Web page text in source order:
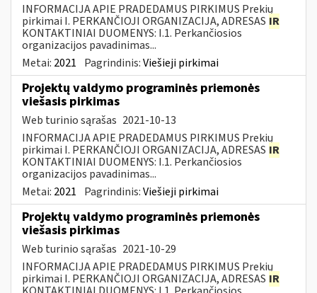
INFORMACIJA APIE PRADEDAMUS PIRKIMUS Prekių
pirkimai I. PERKANČIOJI ORGANIZACIJA, ADRESAS IR
KONTAKTINIAI DUOMENYS: I.1. Perkančiosios
organizacijos pavadinimas...
Metai: 2021 Pagrindinis:Viešieji pirkimai
Projektų valdymo programinės priemonės
viešasis pirkimas
Web turinio sąrašas 2021-10-13
INFORMACIJA APIE PRADEDAMUS PIRKIMUS Prekių
pirkimai I. PERKANČIOJI ORGANIZACIJA, ADRESAS IR
KONTAKTINIAI DUOMENYS: I.1. Perkančiosios
organizacijos pavadinimas...
Metai: 2021 Pagrindinis:Viešieji pirkimai
Projektų valdymo programinės priemonės
viešasis pirkimas
Web turinio sąrašas 2021-10-29
INFORMACIJA APIE PRADEDAMUS PIRKIMUS Prekių
pirkimai I. PERKANČIOJI ORGANIZACIJA, ADRESAS IR